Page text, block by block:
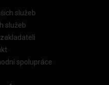
služeb
služeb
spolupráce